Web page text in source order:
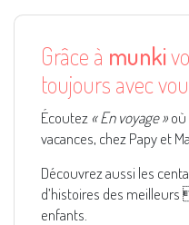
Grâce à munki
toujours avec
Écoutez « En voyage »où
vacances, chez Papy et
Découvrez aussi les
d’histoires des
enfants.